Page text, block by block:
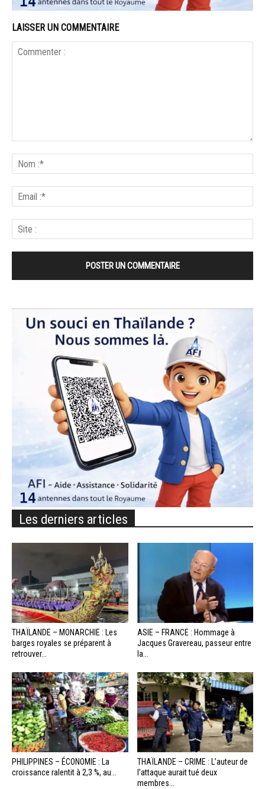
LAISSER UN COMMENTAIRE
Les derniers articles
THAÏLANDE – MONARCHIE : Les
barges royales se préparent à
retrouver...
ASIE – FRANCE : Hommage à
Jacques Gravereau, passeur entre
la...
PHILIPPINES – ÉCONOMIE : La
croissance ralentit à 2,3 %, au...
THAÏLANDE – CRIME : L’auteur de
l’attaque aurait tué deux
membres...